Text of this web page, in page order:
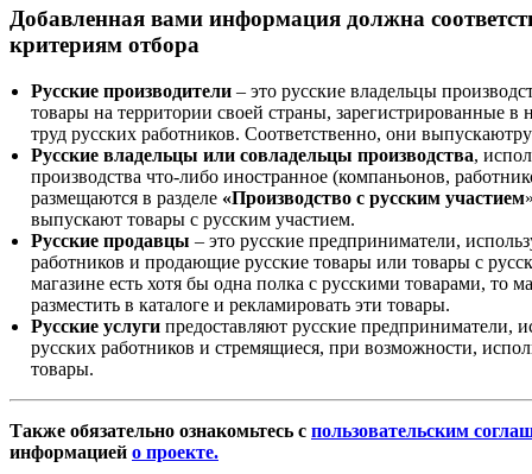
Добавленная вами информация должна
критериям отбора
Русские производители – это русские владельцы
товары на территории своей страны, зарегистрированные
труд русских работников. Соответственно, они
Русские владельцы или совладельцы производства,
производства что-либо иностранное (компаньонов,
размещаются в разделе «Производство с русским участием
выпускают товары с русским участием.
Русские продавцы – это русские предприниматели,
работников и продающие русские товары или товары с
магазине есть хотя бы одна полка с русскими товарами, то
разместить в каталоге и рекламировать эти товары.
Русские услуги предоставляют русские предприниматели,
русских работников и стремящиеся, при возможности,
товары.
Также обязательно ознакомьтесь с пользовательским
информацией о проекте.